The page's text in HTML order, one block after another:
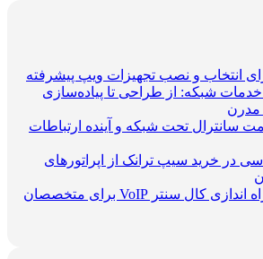
خدمات شبکه: از طراحی تا پیاده‌سازی
سانترال تحت شبکه و آینده ارتباطات
در خرید سیپ ترانک از اپراتورهای
راهنمای فنی راه اندازی کال سنتر VoIP برای متخصصان